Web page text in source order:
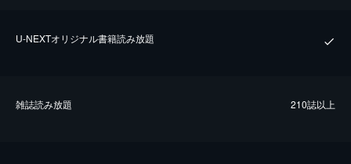
U-NEXTオリジナル書籍読み放題
雑誌読み放題 210誌以上